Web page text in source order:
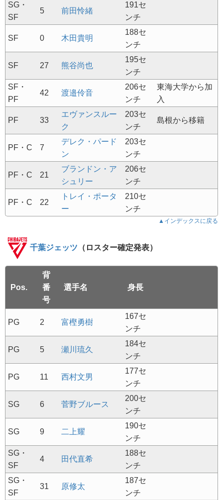
SG・
SF
5 前田怜緒
191セ
ンチ
SF 0 木田貴明
188セ
ンチ
SF 27 熊谷尚也
195セ
ンチ
SF・
PF
42 渡邉伶音
206セ
ンチ
東海大学から加
入
PF 33
エヴァンスルー
ク
203セ
ンチ
島根から移籍
PF・C 7
デレク・パード
ン
203セ
ンチ
PF・C 21
ブランドン・ア
シュリー
206セ
ンチ
PF・C 22
トレイ・ポータ
ー
210セ
ンチ
▲インデックスに戻る
千葉ジェッツ （ロスター確定発表）
Pos.
背
番
号
選手名 身長
PG 2 富樫勇樹
167セ
ンチ
PG 5 瀬川琉久
184セ
ンチ
PG 11 西村文男
177セ
ンチ
SG 6 菅野ブルース
200セ
ンチ
SG 9 二上耀
190セ
ンチ
SG・
SF
4 田代直希
188セ
ンチ
SG・
SF
31 原修太
187セ
ンチ